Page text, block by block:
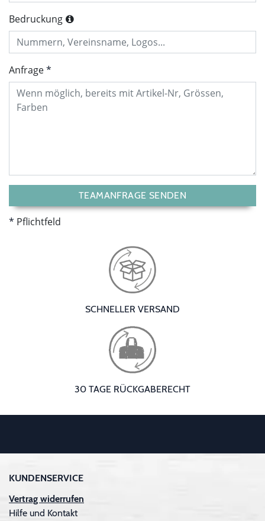
Bedruckung
Anfrage
TEAMANFRAGE SENDEN
Pflichtfeld
SCHNELLER VERSAND
30 TAGE RÜCKGABERECHT
KUNDENSERVICE
Vertrag widerrufen
Hilfe und Kontakt